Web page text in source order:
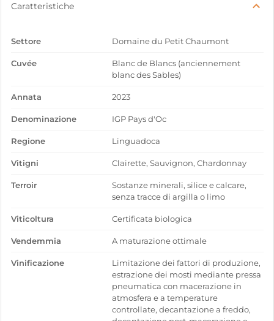
Caratteristiche
Settore Domaine du Petit Chaumont
Cuvée
Blanc de Blancs (anciennement
blanc des Sables)
Annata 2023
Denominazione IGP Pays d'Oc
Regione Linguadoca
Vitigni Clairette, Sauvignon, Chardonnay
Terroir
Sostanze minerali, silice e calcare,
senza tracce di argilla o limo
Viticoltura Certificata biologica
Vendemmia A maturazione ottimale
Vinificazione
Limitazione dei fattori di produzione,
estrazione dei mosti mediante pressa
pneumatica con macerazione in
atmosfera e a temperature
controllate, decantazione a freddo,